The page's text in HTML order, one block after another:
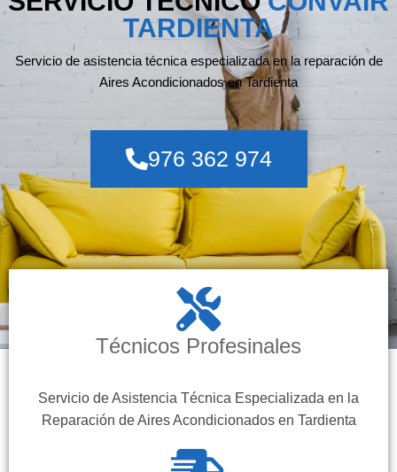
TARDIENTA
Servicio de asistencia técnica especializada en la reparación de
Aires Acondicionados en Tardienta
976 362 974
Técnicos Profesinales
Servicio de Asistencia Técnica Especializada en la
Reparación de Aires Acondicionados en Tardienta